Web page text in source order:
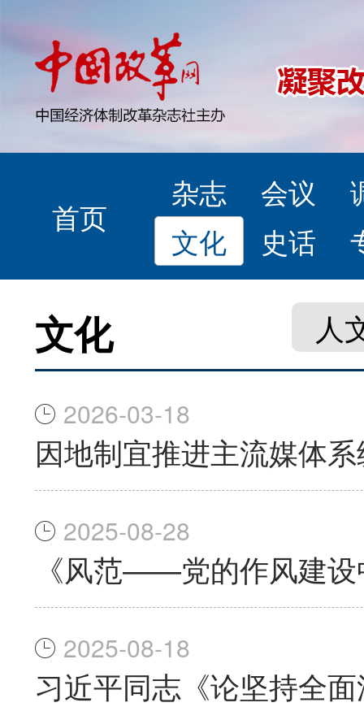
首页
杂志 会议
文化
史话
文化 人
2026-03-18
因地制宜推进主流媒体
2025-08-28
《风范——党的作风建
2025-08-18
习近平同志《论坚持全